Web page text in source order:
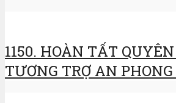
1150. HOÀN TẤT
TƯƠNG TRỢ AN